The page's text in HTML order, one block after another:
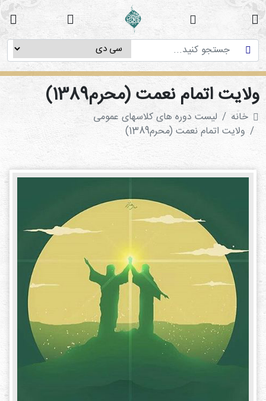
دوره
های
آموزشی
پژوهش
های
میان
ای
میرزایی
سی
دی
ها
کتاب
ها
درباره
ولایت اتمام نعمت (محرم1389)
خانه
لیست دوره های کلاسهای عمومی
ولایت اتمام نعمت (محرم1389)